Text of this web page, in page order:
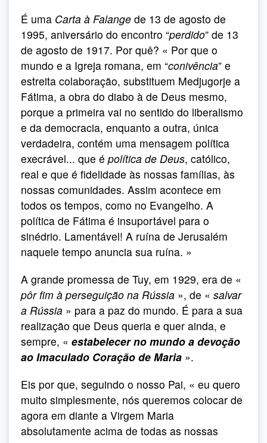
É uma Carta à Falange de 13 de agosto de
1995, aniversário do encontro “perdido” de 13
de agosto de 1917. Por quê? « Por que o
mundo e a Igreja romana, em “conivência” e
estreita colaboração, substituem Medjugorje a
Fátima, a obra do diabo à de Deus mesmo,
porque a primeira vai no sentido do liberalismo
e da democracia, enquanto a outra, única
verdadeira, contém uma mensagem política
execrável... que é política de Deus, católico,
real e que é fidelidade às nossas famílias, às
nossas comunidades. Assim acontece em
todos os tempos, como no Evangelho. A
política de Fátima é insuportável para o
sinédrio. Lamentável! A ruína de Jerusalém
naquele tempo anuncia sua ruína. »
A grande promessa de Tuy, em 1929, era de «
pôr fim à perseguição na Rússia », de « salvar
a Rússia » para a paz do mundo. É para a sua
realização que Deus queria e quer ainda, e
sempre, « estabelecer no mundo a devoção
ao Imaculado Coração de Maria ».
Eis por que, seguindo o nosso Pai, « eu quero
muito simplesmente, nós queremos colocar de
agora em diante a Virgem Maria
absolutamente acima de todas as nossas